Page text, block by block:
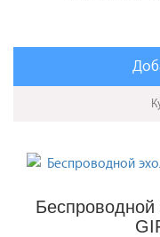
Беспроводной